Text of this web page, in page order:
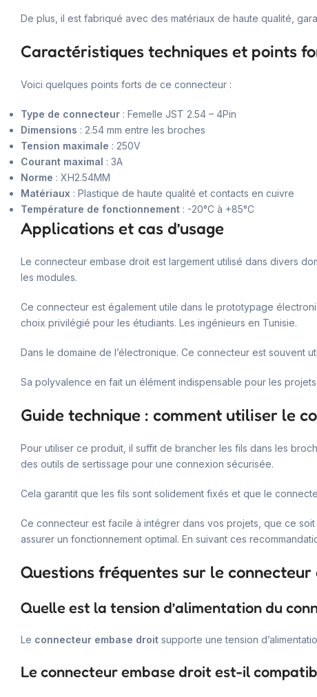
De plus, il est fabriqué avec des matériaux de haute qualité,
Caractéristiques techniques et points
Voici quelques points forts de ce connecteur :
Type de connecteur : Femelle JST 2.54 – 4Pin
Dimensions : 2.54 mm entre les broches
Tension maximale : 250V
Courant maximal : 3A
Norme : XH2.54MM
Matériaux : Plastique de haute qualité et contacts en cuivre
Température de fonctionnement : -20°C à +85°C
Applications et cas d’usage
Le connecteur embase droit est largement utilisé dans divers
les modules.
Ce connecteur est également utile dans le prototypage
choix privilégié pour les étudiants. Les ingénieurs en Tunisie.
Dans le domaine de l’électronique. Ce connecteur est souvent
Sa polyvalence en fait un élément indispensable pour les
Guide technique : comment utiliser le
Pour utiliser ce produit, il suffit de brancher les fils dans les
des outils de sertissage pour une connexion sécurisée.
Cela garantit que les fils sont solidement fixés et que le
Ce connecteur est facile à intégrer dans vos projets, que ce
assurer un fonctionnement optimal. En suivant ces
Questions fréquentes sur le
Quelle est la tension d’alimentation du
Le connecteur embase droit supporte une tension
Le connecteur embase droit est-il